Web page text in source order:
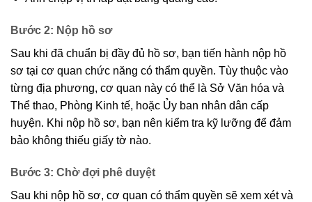
Bước 2: Nộp hồ sơ
Sau khi đã chuẩn bị đầy đủ hồ sơ, bạn tiến hành nộp hồ
sơ tại cơ quan chức năng có thẩm quyền. Tùy thuộc vào
từng địa phương, cơ quan này có thể là Sở Văn hóa và
Thể thao, Phòng Kinh tế, hoặc Ủy ban nhân dân cấp
huyện. Khi nộp hồ sơ, bạn nên kiểm tra kỹ lưỡng để đảm
bảo không thiếu giấy tờ nào.
Bước 3: Chờ đợi phê duyệt
Sau khi nộp hồ sơ, cơ quan có thẩm quyền sẽ xem xét và